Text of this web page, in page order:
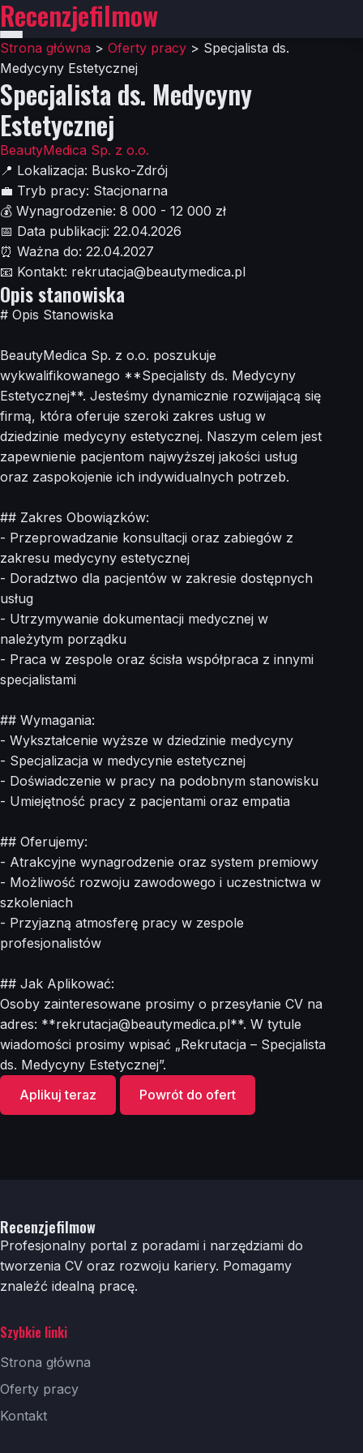
Recenzjefilmow
Strona główna > Oferty pracy > Specjalista ds.
Medycyny Estetycznej
Specjalista ds. Medycyny
Estetycznej
BeautyMedica Sp. z o.o.
📍 Lokalizacja: Busko-Zdrój
💼 Tryb pracy: Stacjonarna
💰 Wynagrodzenie: 8 000 - 12 000 zł
📅 Data publikacji: 22.04.2026
⏰ Ważna do: 22.04.2027
📧 Kontakt: rekrutacja@beautymedica.pl
Opis stanowiska
# Opis Stanowiska
BeautyMedica Sp. z o.o. poszukuje
wykwalifikowanego **Specjalisty ds. Medycyny
Estetycznej**. Jesteśmy dynamicznie rozwijającą się
firmą, która oferuje szeroki zakres usług w
dziedzinie medycyny estetycznej. Naszym celem jest
zapewnienie pacjentom najwyższej jakości usług
oraz zaspokojenie ich indywidualnych potrzeb.
## Zakres Obowiązków:
- Przeprowadzanie konsultacji oraz zabiegów z
zakresu medycyny estetycznej
- Doradztwo dla pacjentów w zakresie dostępnych
usług
- Utrzymywanie dokumentacji medycznej w
należytym porządku
- Praca w zespole oraz ścisła współpraca z innymi
specjalistami
## Wymagania:
- Wykształcenie wyższe w dziedzinie medycyny
- Specjalizacja w medycynie estetycznej
- Doświadczenie w pracy na podobnym stanowisku
- Umiejętność pracy z pacjentami oraz empatia
## Oferujemy:
- Atrakcyjne wynagrodzenie oraz system premiowy
- Możliwość rozwoju zawodowego i uczestnictwa w
szkoleniach
- Przyjazną atmosferę pracy w zespole
profesjonalistów
## Jak Aplikować:
Osoby zainteresowane prosimy o przesyłanie CV na
adres: **rekrutacja@beautymedica.pl**. W tytule
wiadomości prosimy wpisać „Rekrutacja – Specjalista
ds. Medycyny Estetycznej”.
Aplikuj teraz
Powrót do ofert
Recenzjefilmow
Profesjonalny portal z poradami i narzędziami do
tworzenia CV oraz rozwoju kariery. Pomagamy
znaleźć idealną pracę.
Szybkie linki
Strona główna
Oferty pracy
Kontakt